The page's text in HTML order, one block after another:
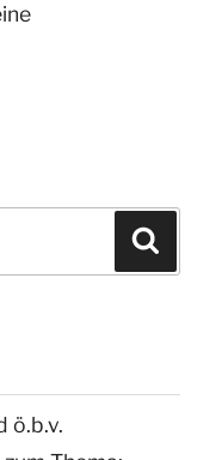
ö.b.v.